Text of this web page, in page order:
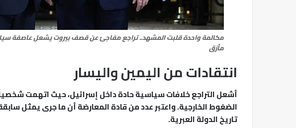
مكالمة واحدة قلبت المشهد.. تراجع مفاجئ عن قصف بيروت يشعل عاصفة
مأزق
انتقادات من اليمين واليسار
أشعل التراجع خلافات سياسية حادة داخل إسرائيل، حيث اتهمت
الضغوط الخارجية. واعتبر عدد من قادة المعارضة أن ما جرى يمثل
تاريخ الدولة العبرية.